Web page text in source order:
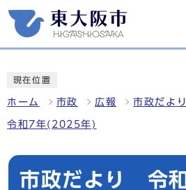
現在位置
ホーム 市政 広報 市政だより
令和7年(2025年)
市政だより 令